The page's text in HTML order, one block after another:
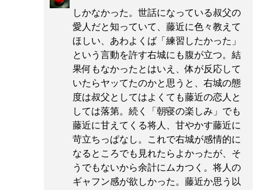
しかなかった。世話になっている叔父の
愛人だと知っていて、藤近に色々教えて
ほしい、あわよくば「練習したかった」
という言動を許す右城にも腹が立つ。結
果何もなかったとはいえ、体が反応して
いたらヤッてたのかと思うと、右城の態
度は叔父としてはよくても藤近の恋人と
しては落第。続く「朝寝の楽しみ」でも
藤近に甘えてくる将人、甘やかす藤近に
苛立ちっぱなし。これで右城が感情的に
なるところでも見れたらよかったが、そ
うでもないから余計にムカつく。将人の
ギャフン感が欲しかった。藤近か思う以